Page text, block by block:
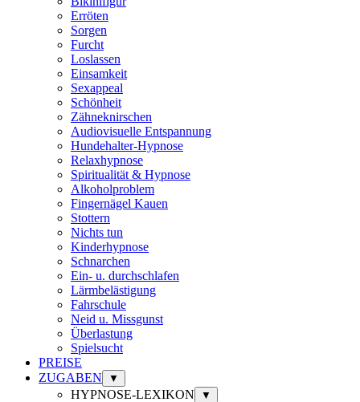
Erröten
Sorgen
Furcht
Loslassen
Einsamkeit
Sexappeal
Schönheit
Zähneknirschen
Audiovisuelle Entspannung
Hundehalter-Hypnose
Relaxhypnose
Spiritualität & Hypnose
Alkoholproblem
Fingernägel Kauen
Stottern
Nichts tun
Kinderhypnose
Schnarchen
Ein- u. durchschlafen
Lärmbelästigung
Fahrschule
Neid u. Missgunst
Überlastung
Spielsucht
PREISE
ZUGABEN
▼
HYPNOSE-LEXIKON ▼